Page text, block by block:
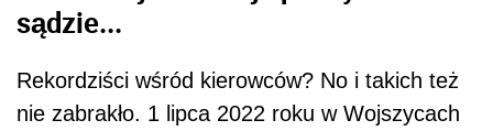
sądzie...
Rekordziści wśród kierowców? No i takich też
nie zabrakło. 1 lipca 2022 roku w Wojszycach